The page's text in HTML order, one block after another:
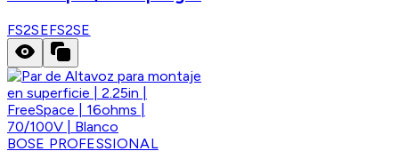
FS2SEFS2SE
BOSE PROFESSIONAL